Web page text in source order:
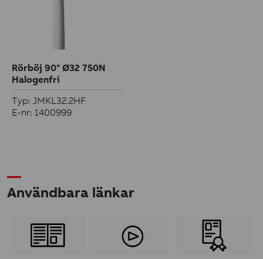
Rörböj 90° Ø32 750N
Halogenfri
Typ: JMKL32.2HF
E-nr: 1400999
Användbara länkar